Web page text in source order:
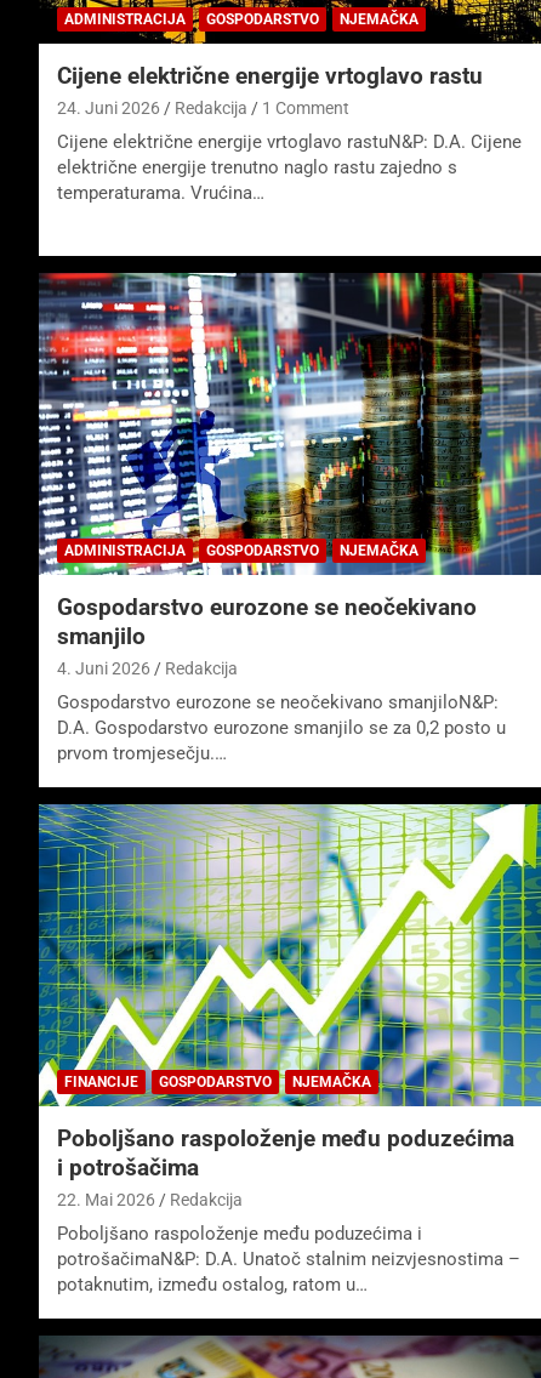
ADMINISTRACIJA GOSPODARSTVO NJEMAČKA
Cijene električne energije vrtoglavo rastu
24. Juni 2026 Redakcija 1 Comment
Cijene električne energije vrtoglavo rastuN&P: D.A. Cijene
električne energije trenutno naglo rastu zajedno s
temperaturama. Vrućina…
ADMINISTRACIJA GOSPODARSTVO NJEMAČKA
Gospodarstvo eurozone se neočekivano
smanjilo
4. Juni 2026 Redakcija
Gospodarstvo eurozone se neočekivano smanjiloN&P:
D.A. Gospodarstvo eurozone smanjilo se za 0,2 posto u
prvom tromjesečju.…
FINANCIJE GOSPODARSTVO NJEMAČKA
Poboljšano raspoloženje među poduzećima
i potrošačima
22. Mai 2026 Redakcija
Poboljšano raspoloženje među poduzećima i
potrošačimaN&P: D.A. Unatoč stalnim neizvjesnostima –
potaknutim, između ostalog, ratom u…